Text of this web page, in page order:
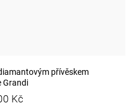
přívěskem
Grandi
Kč